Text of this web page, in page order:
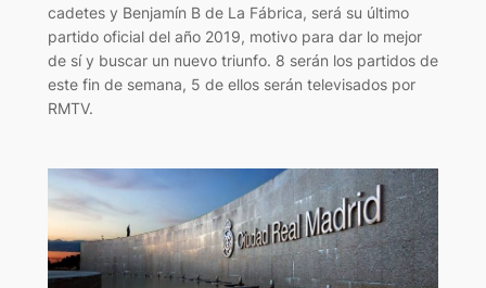
cadetes y Benjamín B de La Fábrica, será su último
partido oficial del año 2019, motivo para dar lo mejor
de sí y buscar un nuevo triunfo. 8 serán los partidos de
este fin de semana, 5 de ellos serán televisados por
RMTV.